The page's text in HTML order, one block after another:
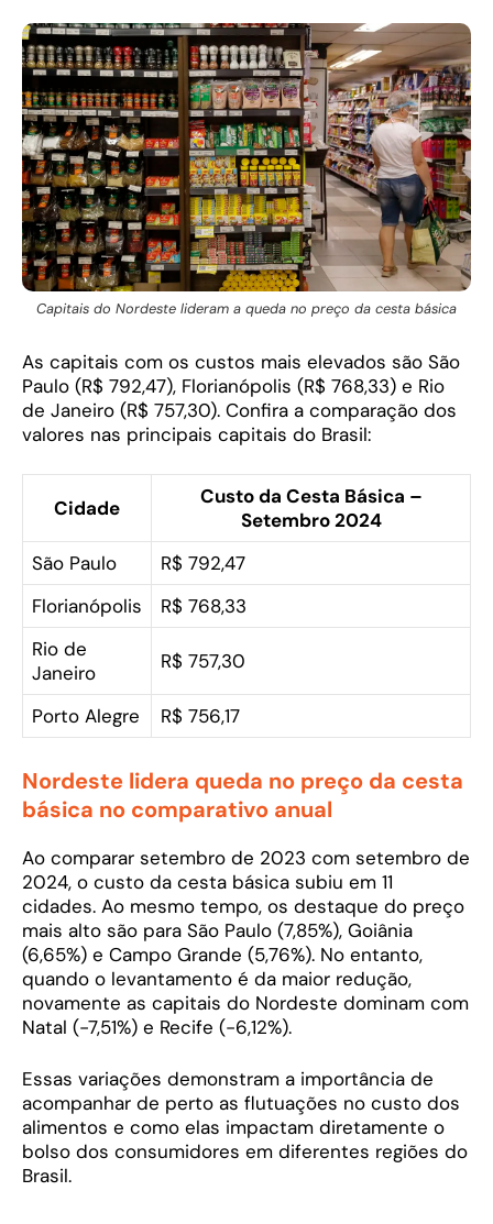
Capitais do Nordeste lideram a queda no preço da cesta básica
As capitais com os custos mais elevados são São
Paulo (R$ 792,47), Florianópolis (R$ 768,33) e Rio
de Janeiro (R$ 757,30). Confira a comparação dos
valores nas principais capitais do Brasil:
Cidade
Custo da Cesta Básica –
Setembro 2024
São Paulo
R$ 792,47
Florianópolis
R$ 768,33
Rio de
Janeiro
R$ 757,30
Porto Alegre R$ 756,17
Nordeste lidera queda no preço da cesta
básica no comparativo anual
Ao comparar setembro de 2023 com setembro de
2024, o custo da cesta básica subiu em 11
cidades. Ao mesmo tempo, os destaque do preço
mais alto são para São Paulo (7,85%), Goiânia
(6,65%) e Campo Grande (5,76%). No entanto,
quando o levantamento é da maior redução,
novamente as capitais do Nordeste dominam com
Natal (-7,51%) e Recife (-6,12%).
Essas variações demonstram a importância de
acompanhar de perto as flutuações no custo dos
alimentos e como elas impactam diretamente o
bolso dos consumidores em diferentes regiões do
Brasil.